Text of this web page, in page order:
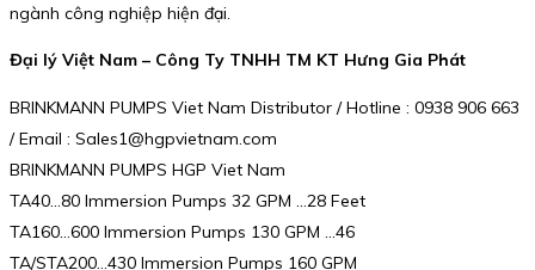
ngành công nghiệp hiện đại.
Đại lý Việt Nam – Công Ty TNHH TM KT Hưng Gia Phát
BRINKMANN PUMPS Viet Nam Distributor / Hotline : 0938 906 663
/ Email : Sales1@hgpvietnam.com
BRINKMANN PUMPS HGP Viet Nam
TA40…80 Immersion Pumps 32 GPM …28 Feet
TA160…600 Immersion Pumps 130 GPM …46
TA/STA200…430 Immersion Pumps 160 GPM